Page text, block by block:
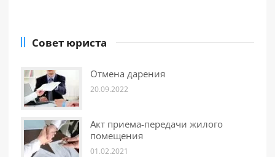
Совет юриста
Отмена дарения
20.09.2022
Акт приема-передачи жилого
помещения
01.02.2021